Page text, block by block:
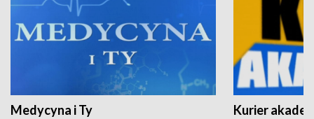
Medycyna i Ty Kurier